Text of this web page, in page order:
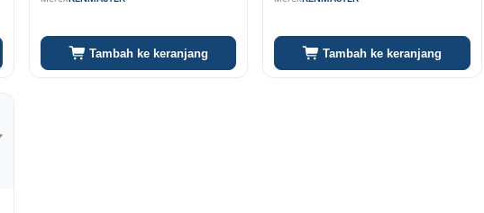
Tambah ke keranjang Tambah ke keranjang